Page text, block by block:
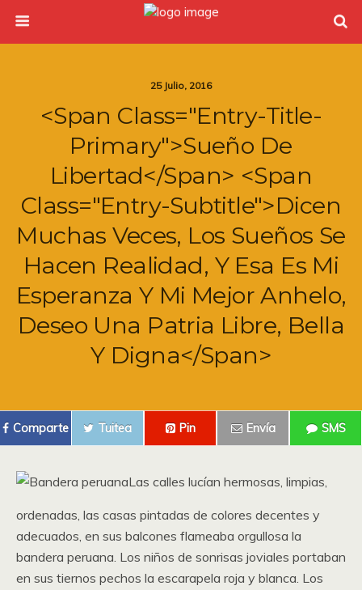
25 Julio, 2016
<span Class="entry-Title-
Primary">Sueño De
Libertad</span> <span
Class="entry-Subtitle">Dicen
Muchas Veces, Los Sueños Se
Hacen Realidad, Y Esa Es Mi
Esperanza Y Mi Mejor Anhelo,
Deseo Una Patria Libre, Bella
Y Digna</span>
Comparte Tuitea Pin Envía SMS
Las calles lucían hermosas, limpias,
ordenadas, las casas pintadas de colores decentes y
adecuados, en sus balcones flameaba orgullosa la
bandera peruana. Los niños de sonrisas joviales portaban
en sus tiernos pechos la escarapela roja y blanca. Los